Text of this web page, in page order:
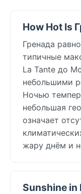
How Hot Is
Гренада
типичные
La Tante до
небольшими
Ночью
небольшая
означает
жару днём и
Sunshine in